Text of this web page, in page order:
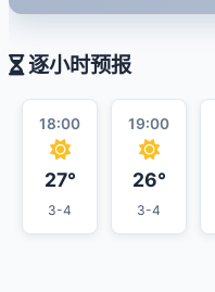
逐小时预报
18:00
27°
3-4
19:00
26°
3-4